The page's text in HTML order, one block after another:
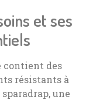
et ses
contient des
résistants à
une